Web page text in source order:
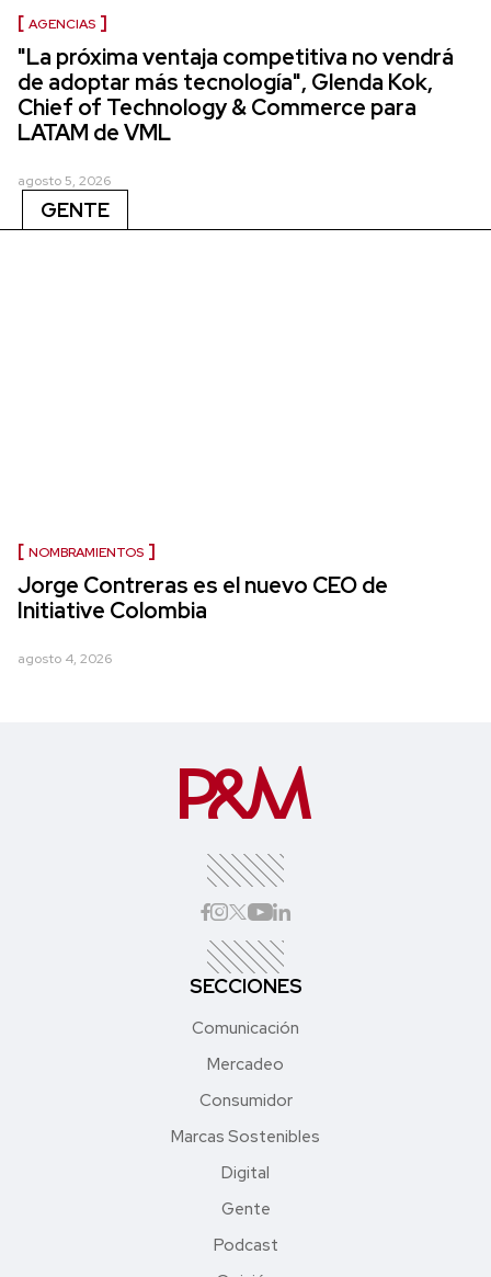
AGENCIAS
"La próxima ventaja competitiva no vendrá
de adoptar más tecnología", Glenda Kok,
Chief of Technology & Commerce para
LATAM de VML
agosto 5, 2026
GENTE
NOMBRAMIENTOS
Jorge Contreras es el nuevo CEO de
Initiative Colombia
agosto 4, 2026
SECCIONES
Comunicación
Mercadeo
Consumidor
Marcas Sostenibles
Digital
Gente
Podcast